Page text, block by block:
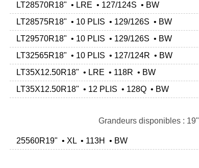
LT28570R18" • LRE • 127/124S • BW
LT28575R18" • 10 PLIS • 129/126S • BW
LT29570R18" • 10 PLIS • 129/126S • BW
LT32565R18" • 10 PLIS • 127/124R • BW
LT35X12.50R18" • LRE • 118R • BW
LT35X12.50R18" • 12 PLIS • 128Q • BW
Grandeurs disponibles : 19"
25560R19" • XL • 113H • BW